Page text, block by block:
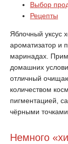
Выбор
Рецепты
Яблочный уксус
ароматизатор и
маринадах.
домашних
отличный
количеством
пигментацией,
чёрными точками.
Немного